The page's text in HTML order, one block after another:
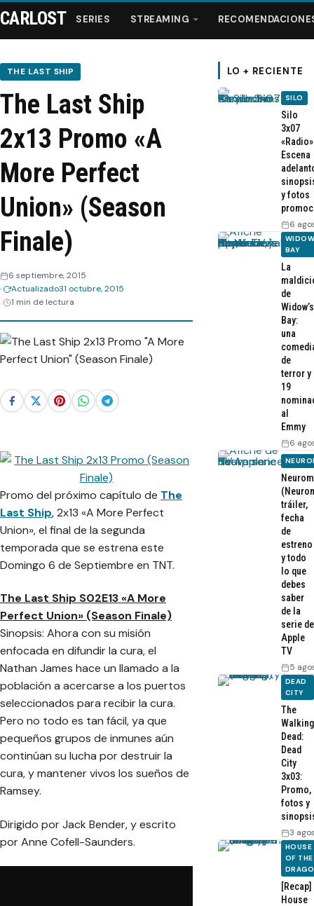
Series
Streaming
Recomendaciones
Webisodios
CARLOST SERIES STREAMING
THE LAST SHIP
The Last Ship
2x13 Promo «A
More Perfect
Union» (Season
Finale)
6 septiembre, 2015
Actualizado31 octubre, 2015
1 min de lectura
Promo del próximo capítulo de The
Last Ship, 2x13 «A More Perfect
Union», el final de la segunda
temporada que se estrena este
Domingo 6 de Septiembre en TNT.
The Last Ship S02E13 «A More
Perfect Union» (Season Finale)
Sinopsis: Ahora con su misión
enfocada en difundir la cura, el
Nathan James hace un llamado a la
población a acercarse a los puertos
seleccionados para recibir la cura.
Pero no todo es tan fácil, ya que
pequeños grupos de inmunes aún
continúan su lucha por destruir la
cura, y mantener vivos los sueños de
Ramsey.
Dirigido por Jack Bender, y escrito
por Anne Cofell-Saunders.
LO + RECIENTE
SILO
Silo
3x07
Escena
y fotos
6
BAY
La
de
Widow’s
Bay:
una
de
terror y
19
al
Emmy
6
tráiler,
fecha
de
estreno
y todo
lo que
debes
saber
de la
serie de
Apple
TV
5
DEAD
CITY
The
Walking
Dead:
Dead
City
3x03:
Promo,
fotos y
3
HOUSE
OF THE
[Recap]
House